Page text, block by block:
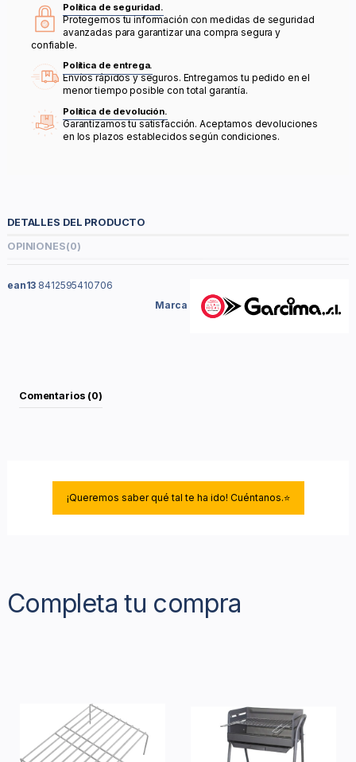
Política de seguridad.
Protegemos tu información con medidas de seguridad
avanzadas para garantizar una compra segura y
confiable.
Política de entrega.
Envíos rápidos y seguros. Entregamos tu pedido en el
menor tiempo posible con total garantía.
Política de devolución.
Garantizamos tu satisfacción. Aceptamos devoluciones
en los plazos establecidos según condiciones.
DETALLES DEL PRODUCTO
OPINIONES(0)
Marca
ean13 8412595410706
Comentarios (0)
¡Queremos saber qué tal te ha ido! Cuéntanos.⭐
Completa tu compra